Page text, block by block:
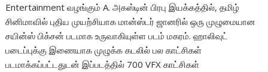
Entertainment வழங்கும் A. அகஸ்டின் பிரபு இயக்கத்தில், தமிழ்
சினிமாவில் புதிய முயற்சியாக மான்ஸ்டர் ஜானரில் ஒரு முழுமையான
சயின்ஸ் பிக்சன் படமாக உருவாகியுள்ள படம் மகரம். ஹாலிவுட்
படைப்புக்கு இணையாக முழுக்க கடலில் பல காட்சிகள்
படமாக்கப்பட்டதுடன் இப்படத்தில் 700 VFX காட்சிகள்